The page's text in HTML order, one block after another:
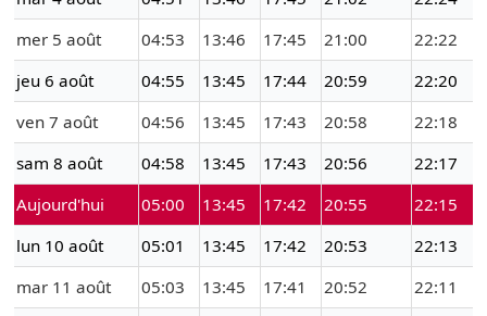
mer 5 août
04:53 13:46 17:45 21:00
22:22
jeu 6 août
04:55 13:45 17:44 20:59
22:20
ven 7 août
04:56 13:45 17:43 20:58
22:18
sam 8 août
04:58 13:45 17:43 20:56
22:17
Aujourd'hui
05:00 13:45 17:42 20:55
22:15
lun 10 août
05:01 13:45 17:42 20:53
22:13
mar 11 août
05:03 13:45 17:41 20:52
22:11